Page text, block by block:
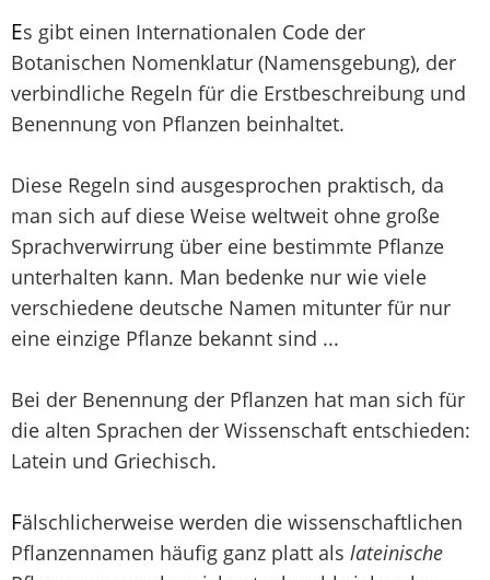
Es gibt einen Internationalen Code der
Botanischen Nomenklatur (Namensgebung), der
verbindliche Regeln für die Erstbeschreibung und
Benennung von Pflanzen beinhaltet.
Diese Regeln sind ausgesprochen praktisch, da
man sich auf diese Weise weltweit ohne große
Sprachverwirrung über eine bestimmte Pflanze
unterhalten kann. Man bedenke nur wie viele
verschiedene deutsche Namen mitunter für nur
eine einzige Pflanze bekannt sind ...
Bei der Benennung der Pflanzen hat man sich für
die alten Sprachen der Wissenschaft entschieden:
Latein und Griechisch.
Fälschlicherweise werden die wissenschaftlichen
Pflanzennamen häufig ganz platt als lateinische